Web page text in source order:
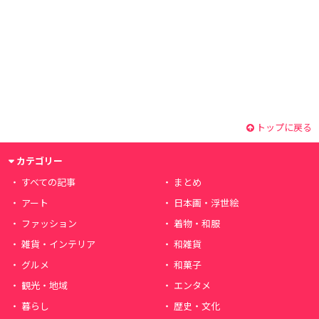
トップに戻る
カテゴリー
すべての記事
まとめ
アート
日本画・浮世絵
ファッション
着物・和服
雑貨・インテリア
和雑貨
グルメ
和菓子
観光・地域
エンタメ
暮らし
歴史・文化